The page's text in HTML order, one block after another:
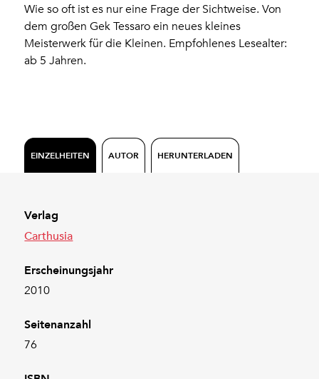
Wie so oft ist es nur eine Frage der Sichtweise. Von
dem großen Gek Tessaro ein neues kleines
Meisterwerk für die Kleinen. Empfohlenes Lesealter:
ab 5 Jahren.
EINZELHEITEN AUTOR HERUNTERLADEN
Verlag
Carthusia
Erscheinungsjahr
2010
Seitenanzahl
76